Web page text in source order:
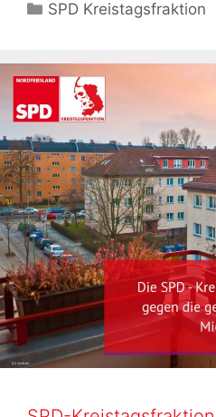
Kategorien
SPD Kreistagsfraktion